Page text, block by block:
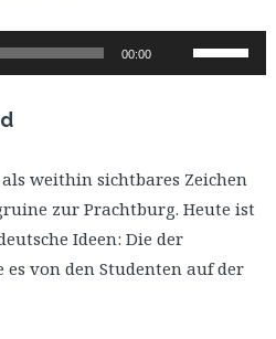
00:00
Pfeiltasten
Hoch/Runter
weithin sichtbares Zeichen
zur Prachtburg. Heute ist
Ideen: Die der
von den Studenten auf der